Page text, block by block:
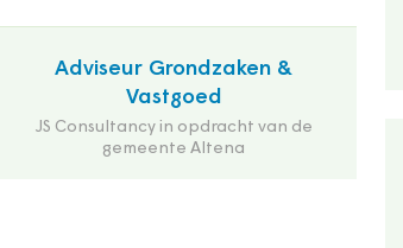
Adviseur Grondzaken &
Vastgoed
JS Consultancy in opdracht van de
gemeente Altena